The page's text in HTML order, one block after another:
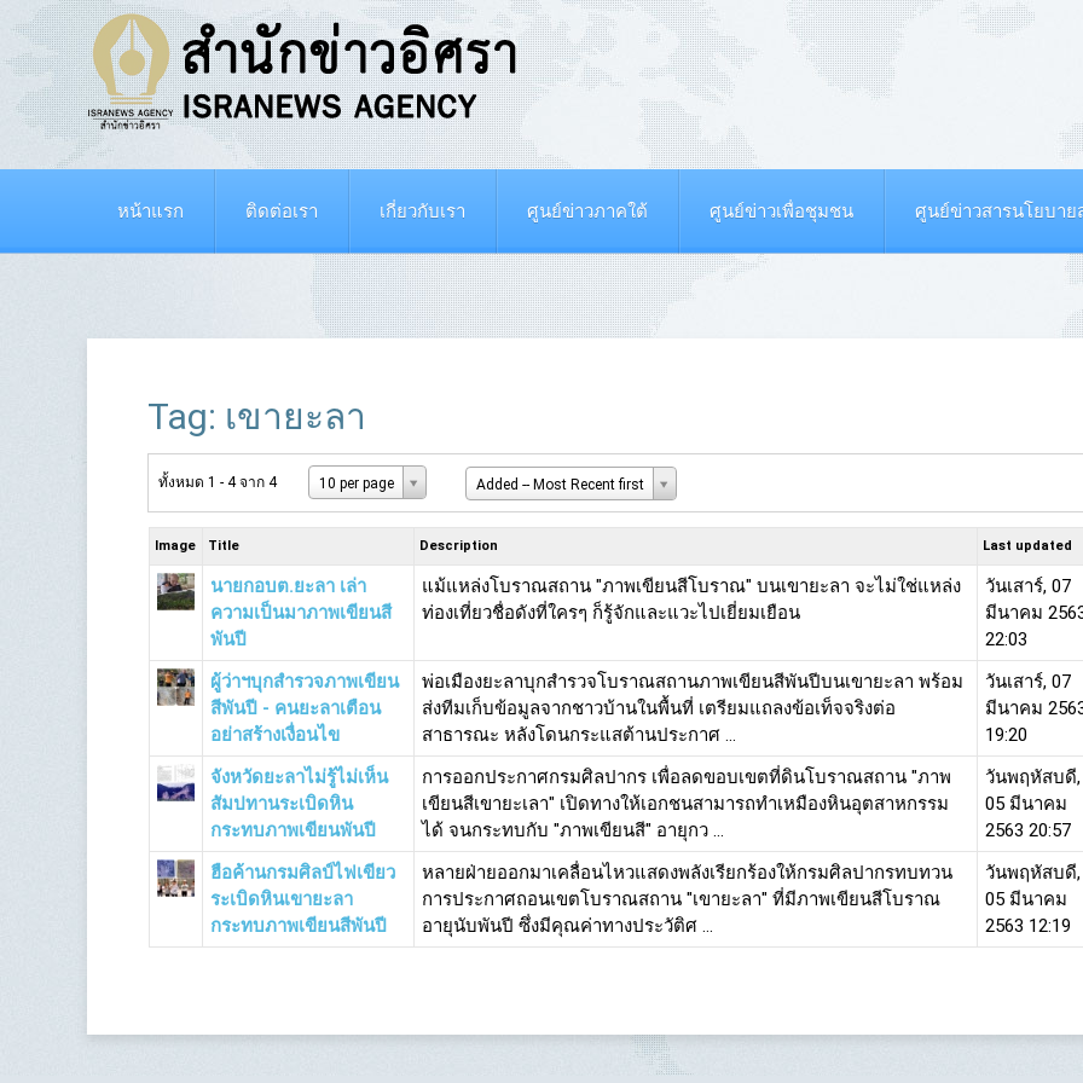
หน้าแรก ติดต่อเรา เกี่ยวกับเรา ศูนย์ข่าวภาคใต้ ศูนย์ข่าวเพื่อชุมชน ศูนย์ข่าวสารนโยบา
Tag: เขายะลา
ทั้งหมด 1 - 4 จาก 4 10 per page Added -- Most Recent first
Image Title Description Last updated
นายกอบต.ยะลา เล่า
ความเป็นมาภาพเขียนสี
พันปี
แม้แหล่งโบราณสถาน "ภาพเขียนสีโบราณ" บนเขายะลา จะไม่ใช่แหล่ง
ท่องเที่ยวชื่อดังที่ใครๆ ก็รู้จักและแวะไปเยี่ยมเยือน
วันเสาร์, 07
มีนาคม
22:03
ผู้ว่าฯบุกสำรวจภาพเขียน
สีพันปี - คนยะลาเตือน
อย่าสร้างเงื่อนไข
พ่อเมืองยะลาบุกสำรวจโบราณสถานภาพเขียนสีพันปีบนเขายะลา พร้อม
ส่งทีมเก็บข้อมูลจากชาวบ้านในพื้นที่ เตรียมแถลงข้อเท็จจริงต่อ
สาธารณะ หลังโดนกระแสต้านประกาศ ...
วันเสาร์, 07
มีนาคม
19:20
จังหวัดยะลาไม่รู้ไม่เห็น
สัมปทานระเบิดหิน
กระทบภาพเขียนพันปี
การออกประกาศกรมศิลปากร เพื่อลดขอบเขตที่ดินโบราณสถาน "ภาพ
เขียนสีเขายะเลา" เปิดทางให้เอกชนสามารถทำเหมืองหินอุตสาหกรรม
ได้ จนกระทบกับ "ภาพเขียนสี" อายุกว ...
วันพฤหัสบดี,
05 มีนาคม
2563 20:57
ฮือค้านกรมศิลป์ไฟเขียว
ระเบิดหินเขายะลา
กระทบภาพเขียนสีพันปี
หลายฝ่ายออกมาเคลื่อนไหวแสดงพลังเรียกร้องให้กรมศิลปากรทบทวน
การประกาศถอนเขตโบราณสถาน "เขายะลา" ที่มีภาพเขียนสีโบราณ
อายุนับพันปี ซึ่งมีคุณค่าทางประวัติศ ...
วันพฤหัสบดี,
05 มีนาคม
2563 12:19